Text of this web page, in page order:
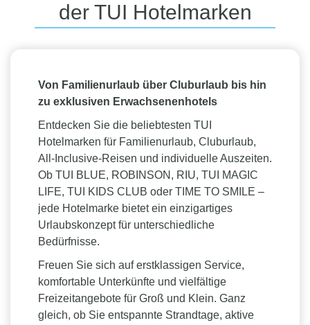
der TUI Hotelmarken
Von Familienurlaub über Cluburlaub bis hin
zu exklusiven Erwachsenenhotels
Entdecken Sie die beliebtesten TUI
Hotelmarken für Familienurlaub, Cluburlaub,
All-Inclusive-Reisen und individuelle Auszeiten.
Ob TUI BLUE, ROBINSON, RIU, TUI MAGIC
LIFE, TUI KIDS CLUB oder TIME TO SMILE –
jede Hotelmarke bietet ein einzigartiges
Urlaubskonzept für unterschiedliche
Bedürfnisse.
Freuen Sie sich auf erstklassigen Service,
komfortable Unterkünfte und vielfältige
Freizeitangebote für Groß und Klein. Ganz
gleich, ob Sie entspannte Strandtage, aktive